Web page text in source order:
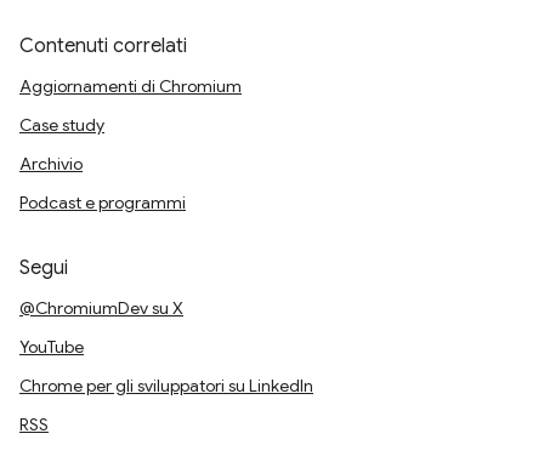
Contenuti correlati
Aggiornamenti di Chromium
Case study
Archivio
Podcast e programmi
Segui
@ChromiumDev su X
YouTube
Chrome per gli sviluppatori su LinkedIn
RSS